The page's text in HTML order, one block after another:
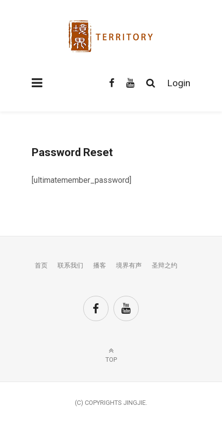
Login
Password Reset
[ultimatemember_password]
首页 联系我们 播客 境界有声 圣辩之约
TOP
(C) COPYRIGHTS JINGJIE.